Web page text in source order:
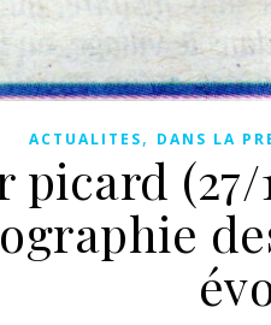
ACTUALITES, DANS LA
picard